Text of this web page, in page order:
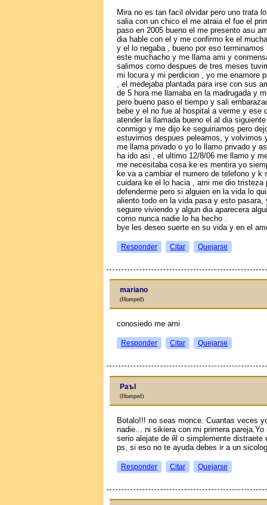
Mira no es tan facil olvidar pero uno trata
salia con un chico el me atraia el fue el
paso en 2005 bueno el me presento asu
dia hable con el y me confirmo ke el
y el lo negaba , bueno por eso
este muchacho y me llama ami y
salimos como despues de tres meses
mi locura y mi perdicion , yo me enamore
, el medejaba plantada para irse con sus
de 5 hora me llamaba en la madrugada y
pero bueno paso el tiempo y sali
bebe y el no fue al hospital a verme y ese
atender la llamada bueno el al dia
conmigo y me dijo ke seguiriamos pero
estuvimos despues peleamos, y volvimos
me llama privado o yo lo llamo privado y
ha ido asi , el ultimo 12/8/06 me llamo y
me necesitaba cosa ke es mentira yo
ke va a cambiar el numero de telefono y
cuidara ke el lo hacia , ami me dio
defenderme pero si alguien en la vida lo
aliento todo en la vida pasa y esto
seguire viviendo y algun dia aparecera
como nunca nadie lo ha hecho .
bye les deseo suerte en su vida y en el
Responder Citar Quejarse
mariano
(Huesped)
conosiedo me ami
Responder Citar Quejarse
Paъl
(Huesped)
Botalo!!! no seas monce. Cuantas veces
nadie... ni sikiera con mi primera
serio alejate de йl o simplemente
ps, si eso no te ayuda debes ir a un
Responder Citar Quejarse